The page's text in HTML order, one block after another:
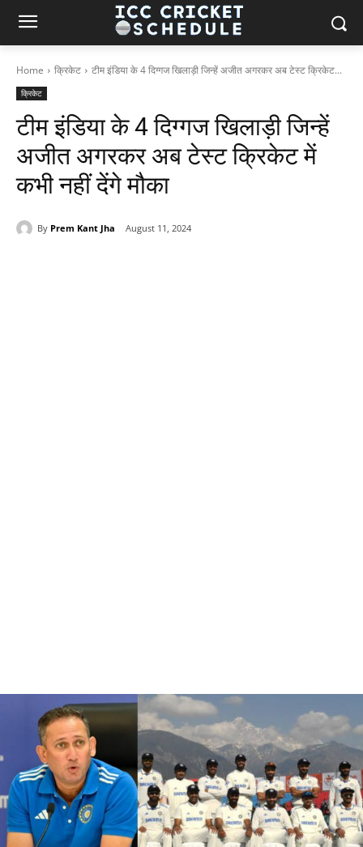
Home क्रिकेट टीम इंडिया के 4 दिग्गज खिलाड़ी जिन्हें अजीत अगरकर अब टेस्ट क्रिकेट...
क्रिकेट
टीम इंडिया के 4 दिग्गज खिलाड़ी जिन्हें
अजीत अगरकर अब टेस्ट क्रिकेट में
कभी नहीं देंगे मौका
By Prem Kant Jha August 11, 2024